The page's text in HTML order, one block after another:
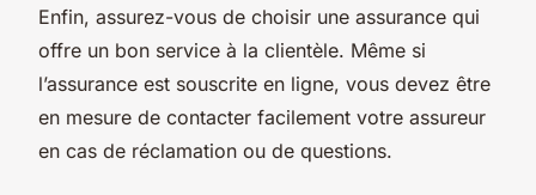
Enfin, assurez-vous de choisir une assurance qui
offre un bon service à la clientèle. Même si
l’assurance est souscrite en ligne, vous devez être
en mesure de contacter facilement votre assureur
en cas de réclamation ou de questions.